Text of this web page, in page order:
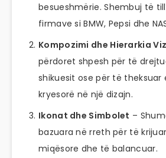
besueshmërie. Shembuj të
firmave si BMW, Pepsi dhe
Kompozimi dhe Hierarkia
përdoret shpesh për të
shikuesit ose për të
kryesorë në një dizajn.
Ikonat dhe Simbolet –
bazuara në rreth për të
miqësore dhe të balancuar.